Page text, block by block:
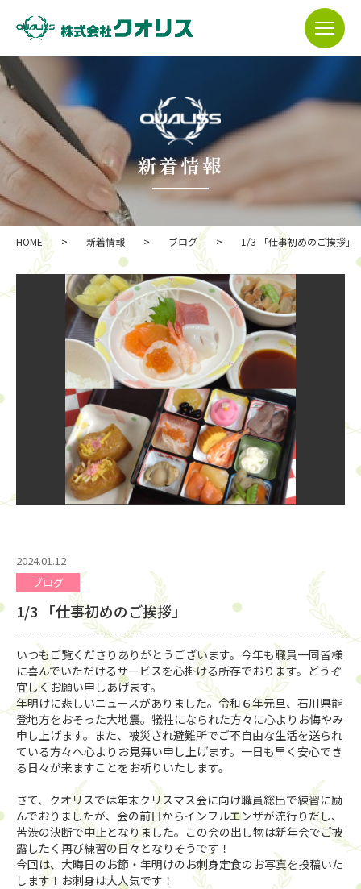
新着情報
HOME > 新着情報 > ブログ > 1/3 「仕事初めのご挨拶」
2024.01.12
ブログ
1/3 「仕事初めのご挨拶」
いつもご覧くださりありがとうございます。今年も職員一同皆様
に喜んでいただけるサービスを心掛ける所存でおります。どうぞ
宜しくお願い申しあげます。
年明けに悲しいニュースがありました。令和６年元旦、石川県能
登地方をおそった大地震。犠牲になられた方々に心よりお悔やみ
申し上げます。また、被災され避難所でご不自由な生活を送られ
ている方々へ心よりお見舞い申し上げます。一日も早く安心でき
る日々が来ますことをお祈りいたします。
さて、クオリスでは年末クリスマス会に向け職員総出で練習に励
んでおりましたが、会の前日からインフルエンザが流行りだし、
苦渋の決断で中止となりました。この会の出し物は新年会でご披
露したく再び練習の日々となりそうです！
今回は、大晦日のお節・年明けのお刺身定食のお写真を投稿いた
します！お刺身は大人気です！